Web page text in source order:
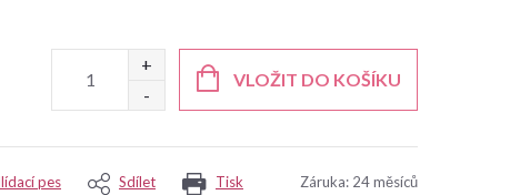
VLOŽIT DO KOŠÍKU
Tisk
pes Sdílet Záruka: 24 měsíců